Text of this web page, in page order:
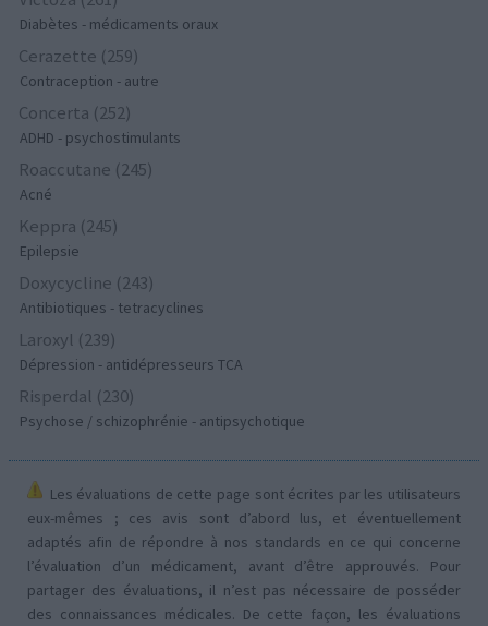
Diabètes - médicaments oraux
Cerazette (259)
Contraception - autre
Concerta (252)
ADHD - psychostimulants
Roaccutane (245)
Acné
Keppra (245)
Epilepsie
Doxycycline (243)
Antibiotiques - tetracyclines
Laroxyl (239)
Dépression - antidépresseurs TCA
Risperdal (230)
Psychose / schizophrénie - antipsychotique
Les évaluations de cette page sont écrites par les utilisateurs
eux-mêmes ; ces avis sont d’abord lus, et éventuellement
adaptés afin de répondre à nos standards en ce qui concerne
l’évaluation d’un médicament, avant d’être approuvés. Pour
partager des évaluations, il n’est pas nécessaire de posséder
des connaissances médicales. De cette façon, les évaluations